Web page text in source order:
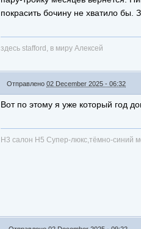
покрасить бочину не хватило бы.
здесь stafford, в миру Алексей
Отправлено 02 December 2025 - 06:32
Вот по этому я уже который год
Н3 салон Н5 Супер-люкс,тёмно-синий